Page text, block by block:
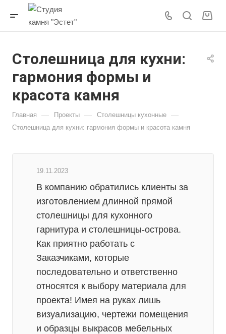
Столешница для кухни:
гармония формы и
красота камня
Главная — Проекты — Столешницы кухонные —
Столешница для кухни: гармония формы и красота камня
19.11.2023
В компанию обратились клиенты за
изготовлением длинной прямой
столешницы для кухонного
гарнитура и столешницы-острова.
Как приятно работать с
Заказчиками, которые
последовательно и ответственно
относятся к выбору материала для
проекта! Имея на руках лишь
визуализацию, чертежи помещения
и образцы выкрасов мебельных